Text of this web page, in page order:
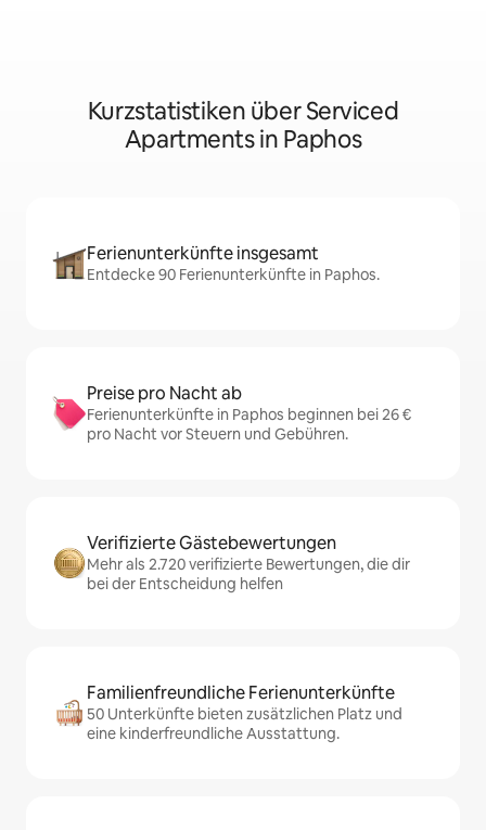
Kurzstatistiken über Serviced
Apartments in Paphos
Ferienunterkünfte insgesamt
Entdecke 90 Ferienunterkünfte in Paphos.
Preise pro Nacht ab
Ferienunterkünfte in Paphos beginnen bei 26 €
pro Nacht vor Steuern und Gebühren.
Verifizierte Gästebewertungen
Mehr als 2.720 verifizierte Bewertungen, die dir
bei der Entscheidung helfen
Familienfreundliche Ferienunterkünfte
50 Unterkünfte bieten zusätzlichen Platz und
eine kinderfreundliche Ausstattung.